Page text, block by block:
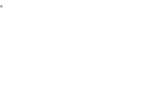
ーチにより、「高